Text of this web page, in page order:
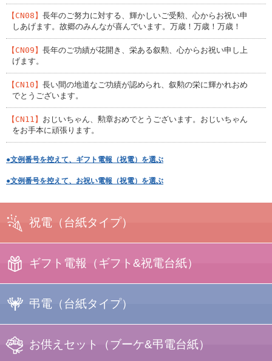
【CN08】 長年のご努力に対する、輝かしいご受勲、心からお祝い申
しあげます。故郷のみんなが喜んでいます。万歳！万歳！万歳！
【CN09】 長年のご功績が花開き、栄ある叙勲、心からお祝い申し上
げます。
【CN10】 長い間の地道なご功績が認められ、叙勲の栄に輝かれおめ
でとうございます。
【CN11】 おじいちゃん、勲章おめでとうございます。おじいちゃん
をお手本に頑張ります。
●文例番号を控えて、ギフト電報（祝電）を選ぶ
●文例番号を控えて、お祝い電報（祝電）を選ぶ
祝電 （台紙タイプ）
写真たて電報
ギフト電報 （ギフト&祝電台紙）
弔電 （台紙タイプ）
お供えセット （ブーケ&弔電台紙）